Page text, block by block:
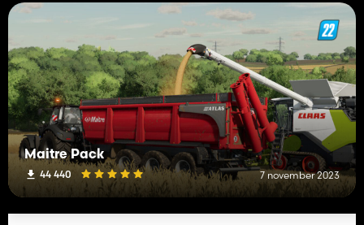
Maitre Pack
44 440 7 november 2023